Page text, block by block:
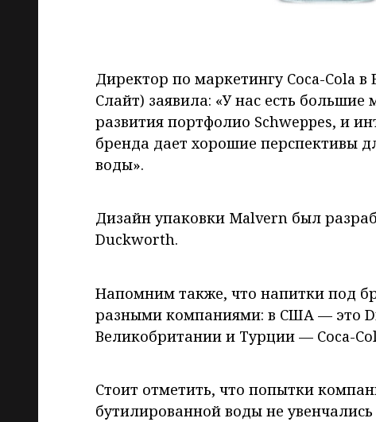
Директор по маркетингу Coca-Cola
Слайт) заявила: «У нас есть
развития портфолио Schweppes, и
бренда дает хорошие перспективы
воды».
Дизайн упаковки Malvern был
Duckworth.
Напомним также, что напитки под
разными компаниями: в США — это
Великобритании и Турции — Coca-
Стоит отметить, что попытки
бутилированной воды не увенчались